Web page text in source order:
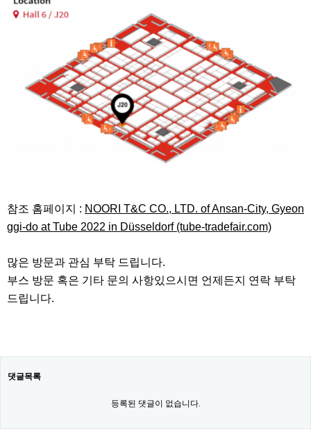
참조 홈페이지 : NOORI T&C CO., LTD. of Ansan-City, Gyeon
ggi-do at Tube 2022 in Düsseldorf (tube-tradefair.com)
​많은 방문과 관심 부탁 드립니다.
부스 방문 혹은 기타 문의 사항있으시면 언제든지 연락 부탁
드립니다.
댓글목록
등록된 댓글이 없습니다.